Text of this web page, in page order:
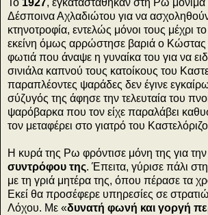
Το 1927, εγκαταστάθηκαν στη Ρω
Δέσποινα Αχλαδιώτου για να
κτηνοτροφία, εντελώς μόνοι τους μέχρι το
εκείνη όμως αρρώστησε βαριά ο Κώστας
φωτιά που άναψε η γυναίκα του για να
σινιάλα καπνού τους κατοίκους του
παραπλέοντες ψαράδες δεν έγινε
σύζυγός της άφησε την τελευταία του
ψαρόβαρκα που τον είχε παραλάβει
τον μεταφέρει στο γιατρό του
Η κυρά της Ρω φρόντισε μόνη της για την
συντρόφου της. Έπειτα, γύρισε πάλι
με τη γριά μητέρα της, όπου πέρασε τα
Εκεί θα προσέφερε υπηρεσίες σε
Λόχου. Με «δυνατή φωνή και γοργή